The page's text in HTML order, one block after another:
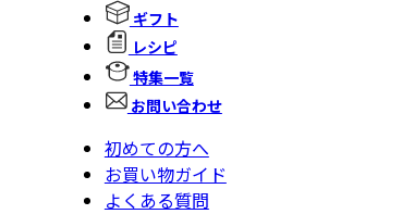
ギフト
レシピ
特集一覧
お問い合わせ
初めての方へ
お買い物ガイド
よくある質問